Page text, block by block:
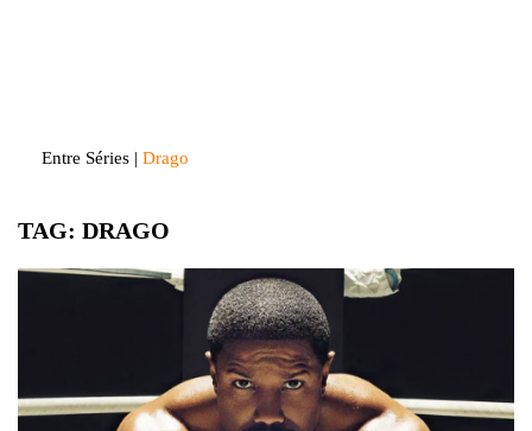
Entre Séries | Drago
TAG: DRAGO